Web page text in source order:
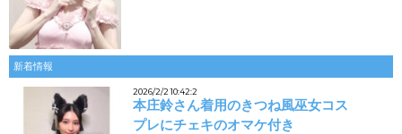
新着情報
2026/2/2 10:42:2
本庄鈴さん着用のきつね風巫女コス
プレにチェキのオマケ付き